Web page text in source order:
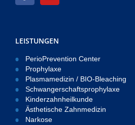
LEISTUNGEN
PerioPrevention Center
Prophylaxe
Plasmamedizin / BIO-Bleaching
Schwangerschaftsprophylaxe
Kinderzahnheilkunde
Ästhetische Zahnmedizin
Narkose